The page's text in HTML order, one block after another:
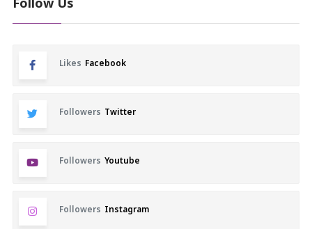
Follow Us
Likes Facebook
Followers Twitter
Followers Youtube
Followers Instagram